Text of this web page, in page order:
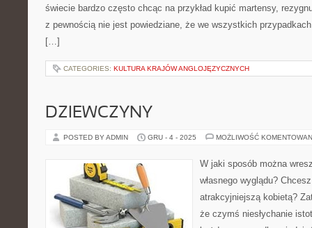
świecie bardzo często chcąc na przykład kupić martensy,
z pewnością nie jest powiedziane, że we wszystkich
[…]
CATEGORIES: KULTURA KRAJÓW ANGLOJĘZYCZNYCH
DZIEWCZYNY
POSTED BY ADMIN GRU - 4 - 2025 MOŻLIWOŚĆ
W jaki sposób można
własnego wyglądu?
atrakcyjniejszą kobietą?
że czymś niesłychanie